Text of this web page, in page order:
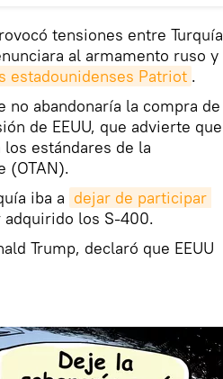
tensiones entre Turquía
al armamento ruso y
estadounidenses Patriot .
no abandonaría la compra de
de EEUU, que advierte que
estándares de la
(OTAN).
iba a dejar de participar
adquirido los S-400.
Trump, declaró que EEUU